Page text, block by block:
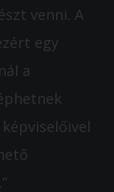
venni. A
egy
a